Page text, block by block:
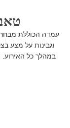
עמדה הכוללת מבחר
וגבינות על מצע
במהלך כל